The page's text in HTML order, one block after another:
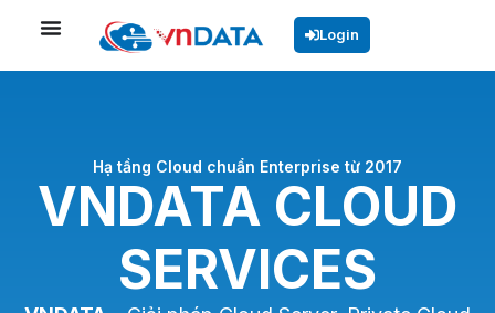
Login
Hạ tầng Cloud chuẩn Enterprise từ 2017
VNDATA CLOUD
SERVICES